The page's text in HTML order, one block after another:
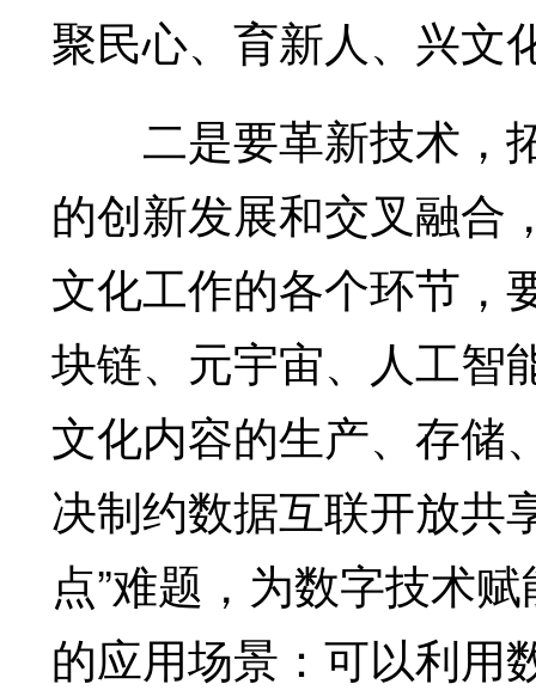
聚民心、育新人、兴文
二是要革新技术，
的创新发展和交叉融合
文化工作的各个环节，
块链、元宇宙、人工智
文化内容的生产、存储
决制约数据互联开放共
点”难题，为数字技术
的应用场景：可以利用